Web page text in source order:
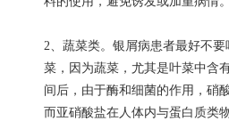
2、蔬菜类。银屑病患者最好不
菜，因为蔬菜，尤其是叶菜中含
间后，由于酶和细菌的作用，硝
而亚硝酸盐在人体内与蛋白质类